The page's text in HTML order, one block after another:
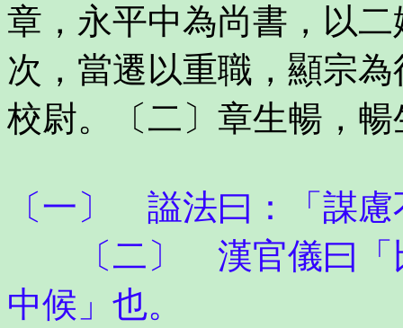
章，永平中為尚書，以
次，當遷以重職，顯宗
校尉。〔二〕章生暢，暢
〔一〕 謚法曰：「謀
〔二〕 漢官儀曰「比
中候」也。